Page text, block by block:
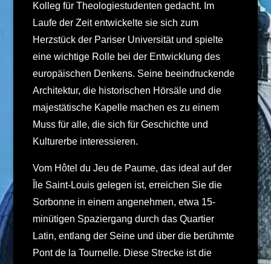
Kolleg für Theologiestudenten gedacht. Im
Laufe der Zeit entwickelte sie sich zum
Herzstück der Pariser Universität und spielte
eine wichtige Rolle bei der Entwicklung des
europäischen Denkens. Seine beeindruckende
Architektur, die historischen Hörsäle und die
majestätische Kapelle machen es zu einem
Muss für alle, die sich für Geschichte und
Kulturerbe interessieren.
Vom Hôtel du Jeu de Paume, das ideal auf der
Île Saint-Louis gelegen ist, erreichen Sie die
Sorbonne in einem angenehmen, etwa 15-
minütigen Spaziergang durch das Quartier
Latin, entlang der Seine und über die berühmte
Pont de la Tournelle. Diese Strecke ist die